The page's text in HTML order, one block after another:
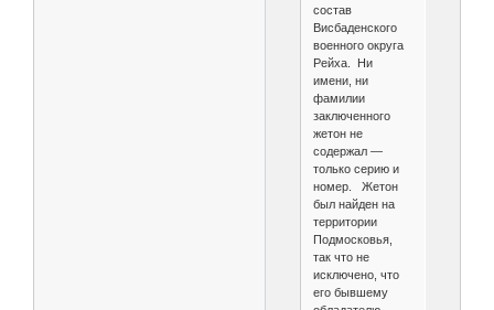
состав
Висбаденского
военного округа
Рейха. Ни
имени, ни
фамилии
заключенного
жетон не
содержал —
только серию и
номер. Жетон
был найден на
территории
Подмосковья,
так что не
исключено, что
его бывшему